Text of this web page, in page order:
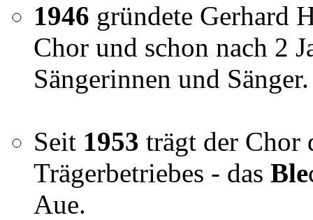
1946 gründete Gerhard
Chor und schon nach 2
Sängerinnen und Sänger.
Seit 1953 trägt der Chor
Trägerbetriebes - das Ble
Aue.